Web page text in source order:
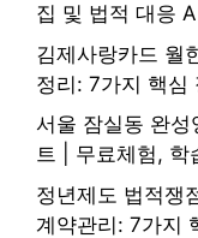
집 및 법적 대응
김제사랑카드 월
정리: 7가지 핵심
서울 잠실동 완
트 | 무료체험, 학
정년제도 법적쟁
계약관리: 7가지